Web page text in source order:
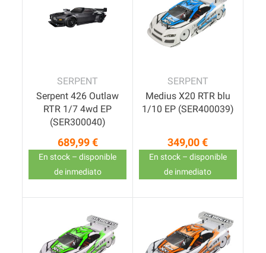
SERPENT
Serpent 426 Outlaw
RTR 1/7 4wd EP
(SER300040)
Precio
689,99 €
En stock – disponible
de inmediato
SERPENT
Medius X20 RTR blu
1/10 EP (SER400039)
Precio
349,00 €
En stock – disponible
de inmediato